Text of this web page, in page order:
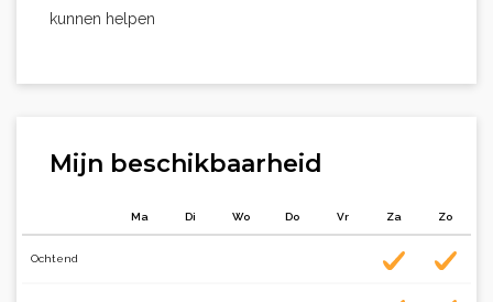
kunnen helpen
Mijn beschikbaarheid
Ma Di Wo Do Vr Za Zo
Ochtend